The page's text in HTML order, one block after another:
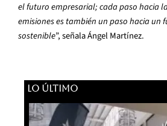
el futuro empresarial; cada paso hacia
emisiones es también un paso hacia un
sostenible”, señala Ángel Martínez.
LO ÚLTIMO